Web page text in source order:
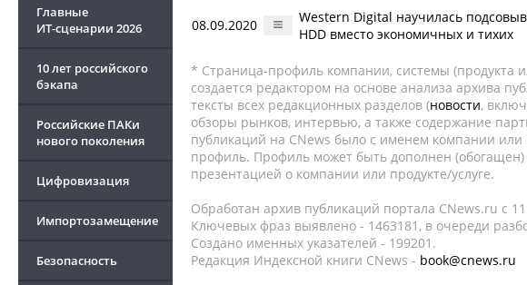
Главные
ИТ-сценарии 2026
10 лет российского
бэкапа
Российские ПАКи
нового поколения
Цифровизация
Импортозамещение
Безопасность
08.09.2020
Western Digital научилась
HDD вместо экономичных и тихих
* Страница-профиль компании, системы (продукта
создается редактором на основе анализа архива
тексты всех редакционных разделов (новости,
обзоры рынков, интервью, а также содержание
публикаций на CNews было с именем компании или
профиль. Профиль может быть дополнен
презентацией о компании или продукте/услуге.
Обработан архив публикаций портала CNews.ru c
Ключевых фраз выявлено - 1463181, в очереди
Создано именных указателей - 199201.
Редакция Индексной книги CNews - book@cnews.ru